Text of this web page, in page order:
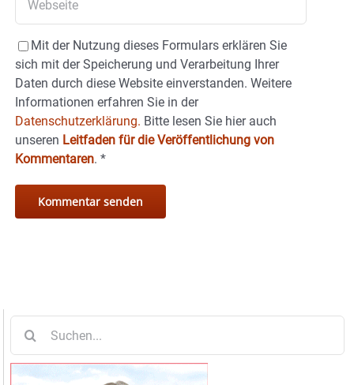
Mit der Nutzung dieses Formulars erklären Sie
sich mit der Speicherung und Verarbeitung Ihrer
Daten durch diese Website einverstanden. Weitere
Informationen erfahren Sie in der
Datenschutzerklärung. Bitte lesen Sie hier auch
unseren Leitfaden für die Veröffentlichung von
Kommentaren. *
nach: